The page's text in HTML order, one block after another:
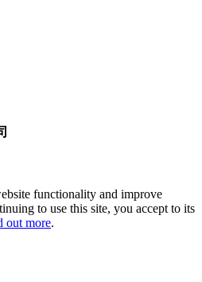
functionality and improve
to use this site, you accept to its
out more.